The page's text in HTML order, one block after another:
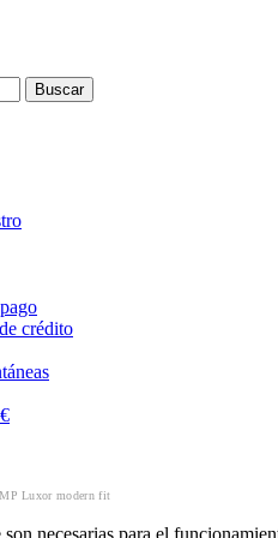
Buscar
crédito
Luxor modern fit
necesarias para el